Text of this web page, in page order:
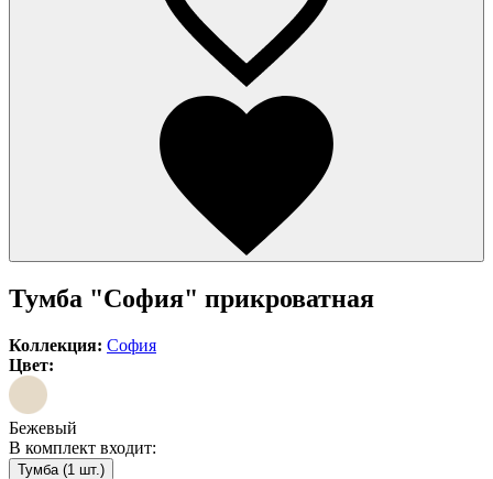
Тумба "София" прикроватная
Коллекция: София
Цвет:
Бежевый
В комплект входит:
Тумба (1 шт.)